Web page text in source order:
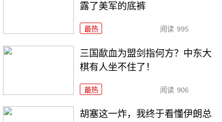
露了美军的底裤
最热 阅读 995
三国歃血为盟剑指何方？中东大
棋有人坐不住了！
最热 阅读 906
胡塞这一炸，我终于看懂伊朗总